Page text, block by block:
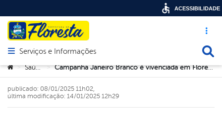
Acesso
Abrir menu principal de navegação
Serviços e Informações
Você está aqui:
> Saúde > Campanha Janeiro Branco é vivenciada em Floresta para atenção ao cuidado mental dos munícipes
publicado: 08/01/2025 11h02,
última modificação: 14/01/2025 12h29
ACESSIBILIDADE